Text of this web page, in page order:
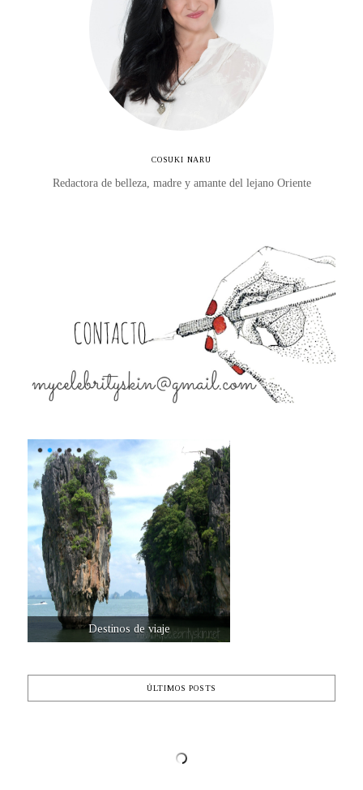
COSUKI NARU
Redactora de belleza, madre y amante del lejano Oriente
Destinos de viaje
ÚLTIMOS POSTS